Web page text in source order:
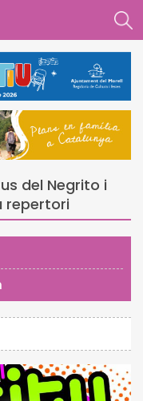
del Negrito i
repertori